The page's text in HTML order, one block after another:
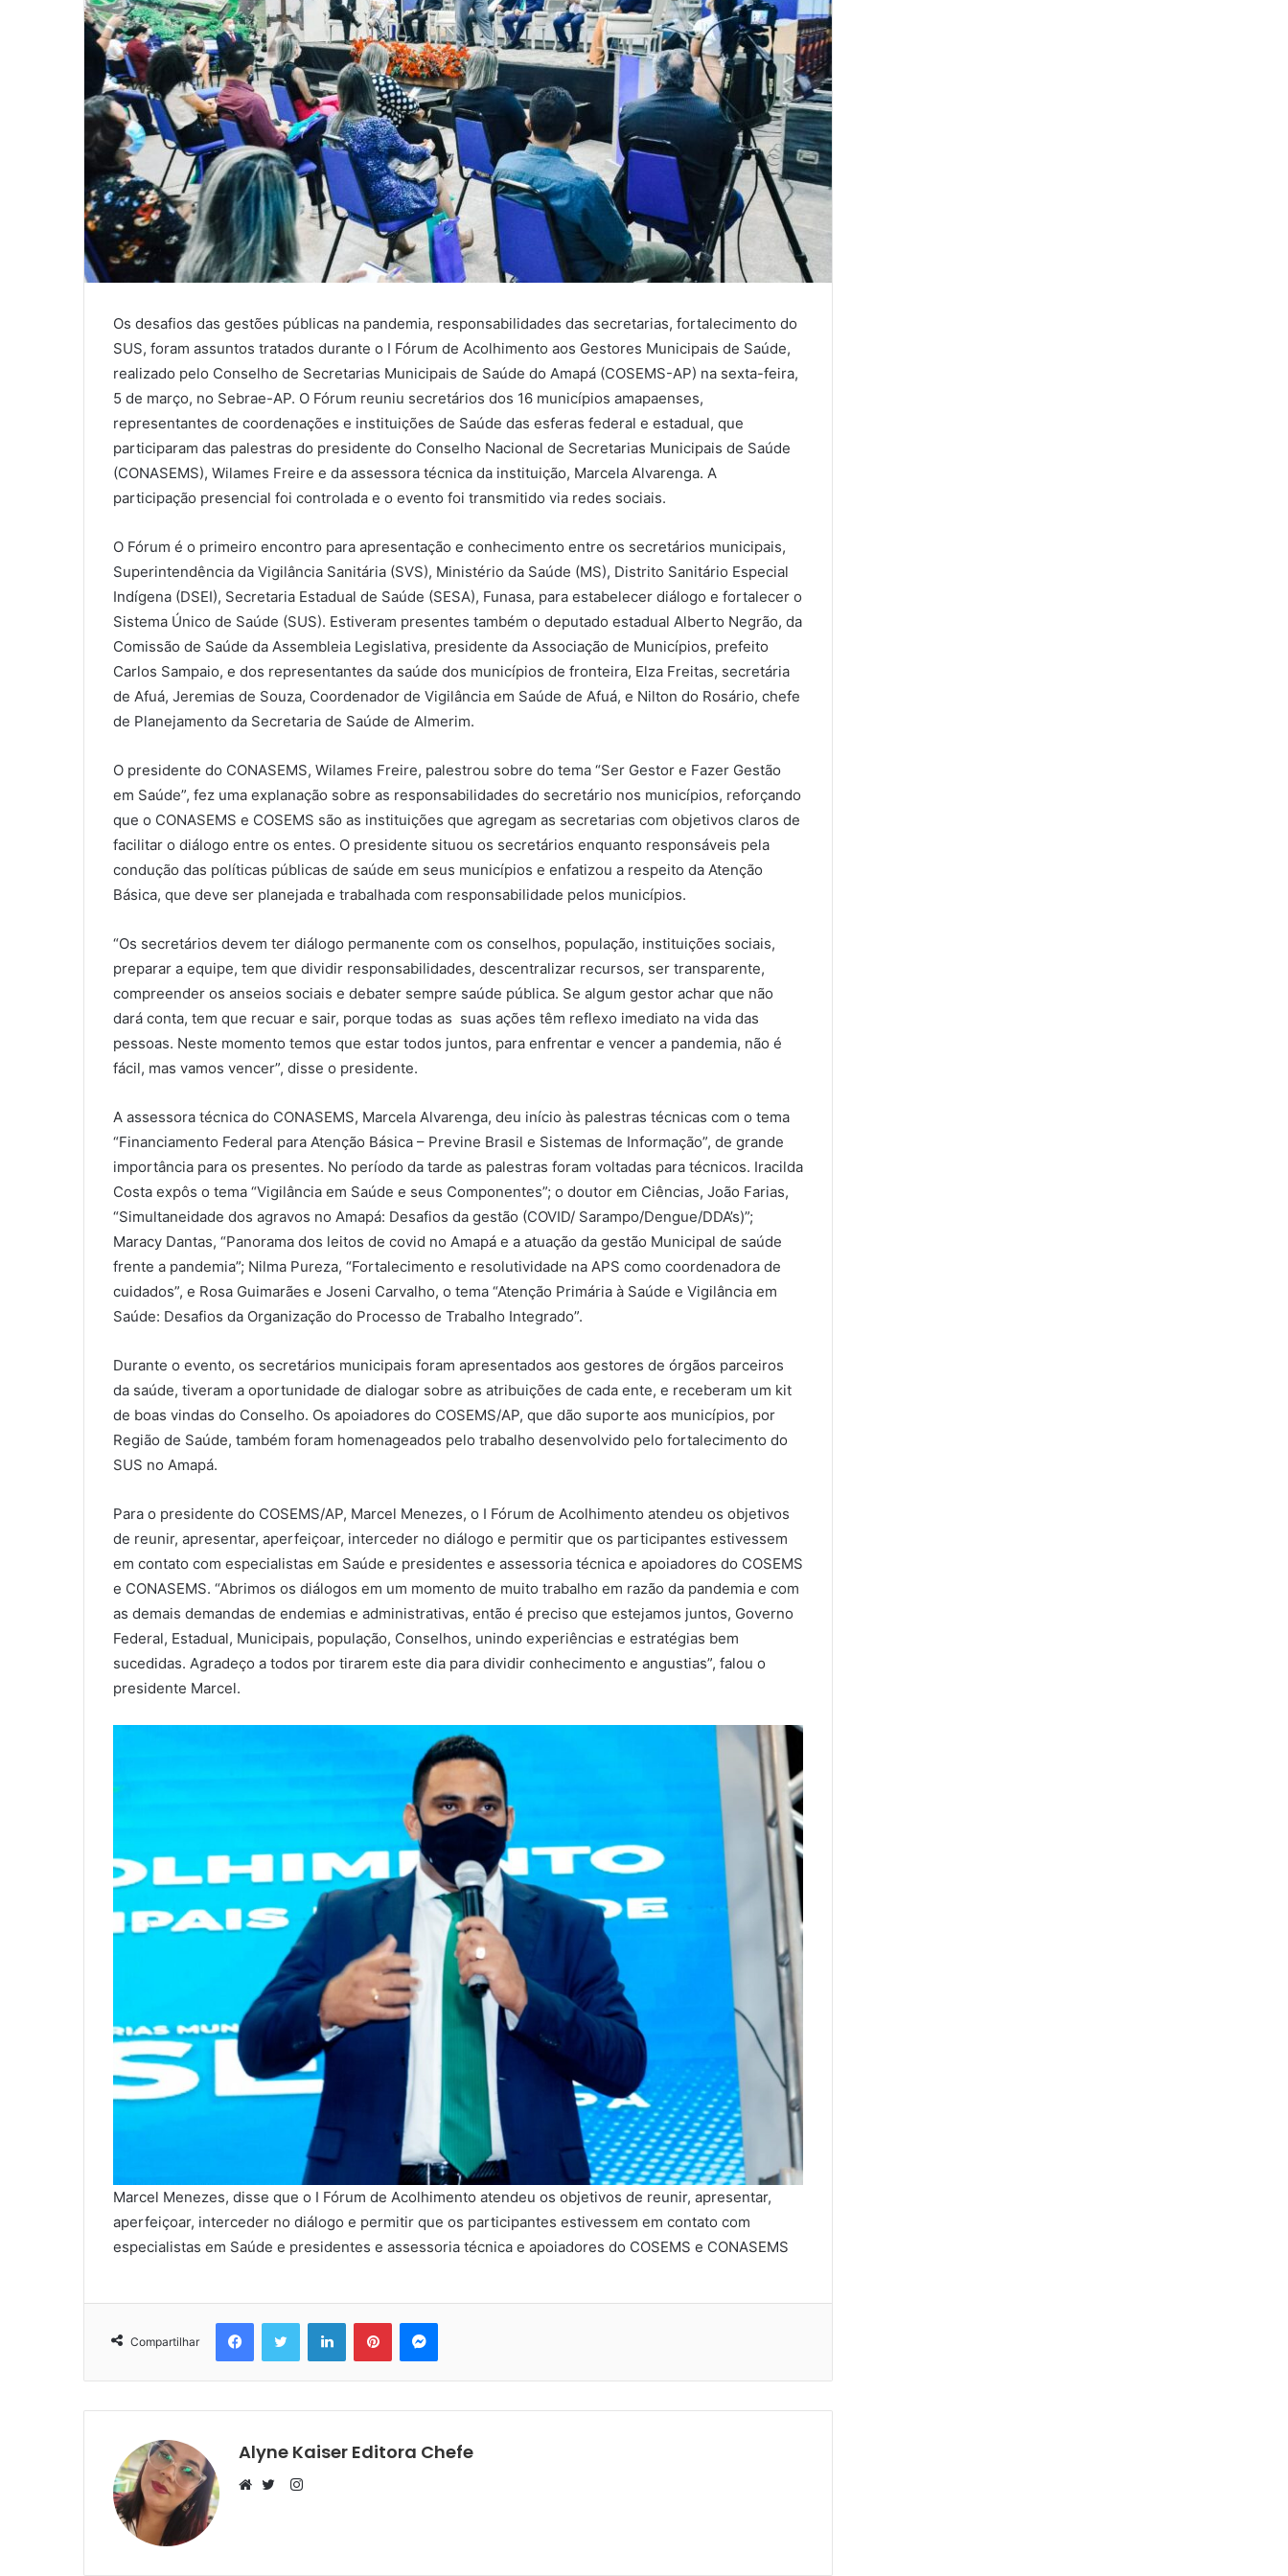
Os desafios das gestões públicas na pandemia, responsabilidades das secretarias, fortalecimento do
SUS, foram assuntos tratados durante o I Fórum de Acolhimento aos Gestores Municipais de Saúde,
realizado pelo Conselho de Secretarias Municipais de Saúde do Amapá (COSEMS-AP) na sexta-feira,
5 de março, no Sebrae-AP. O Fórum reuniu secretários dos 16 municípios amapaenses,
representantes de coordenações e instituições de Saúde das esferas federal e estadual, que
participaram das palestras do presidente do Conselho Nacional de Secretarias Municipais de Saúde
(CONASEMS), Wilames Freire e da assessora técnica da instituição, Marcela Alvarenga. A
participação presencial foi controlada e o evento foi transmitido via redes sociais.
O Fórum é o primeiro encontro para apresentação e conhecimento entre os secretários municipais,
Superintendência da Vigilância Sanitária (SVS), Ministério da Saúde (MS), Distrito Sanitário Especial
Indígena (DSEI), Secretaria Estadual de Saúde (SESA), Funasa, para estabelecer diálogo e fortalecer o
Sistema Único de Saúde (SUS). Estiveram presentes também o deputado estadual Alberto Negrão, da
Comissão de Saúde da Assembleia Legislativa, presidente da Associação de Municípios, prefeito
Carlos Sampaio, e dos representantes da saúde dos municípios de fronteira, Elza Freitas, secretária
de Afuá, Jeremias de Souza, Coordenador de Vigilância em Saúde de Afuá, e Nilton do Rosário, chefe
de Planejamento da Secretaria de Saúde de Almerim.
O presidente do CONASEMS, Wilames Freire, palestrou sobre do tema “Ser Gestor e Fazer Gestão
em Saúde”, fez uma explanação sobre as responsabilidades do secretário nos municípios, reforçando
que o CONASEMS e COSEMS são as instituições que agregam as secretarias com objetivos claros de
facilitar o diálogo entre os entes. O presidente situou os secretários enquanto responsáveis pela
condução das políticas públicas de saúde em seus municípios e enfatizou a respeito da Atenção
Básica, que deve ser planejada e trabalhada com responsabilidade pelos municípios.
“Os secretários devem ter diálogo permanente com os conselhos, população, instituições sociais,
preparar a equipe, tem que dividir responsabilidades, descentralizar recursos, ser transparente,
compreender os anseios sociais e debater sempre saúde pública. Se algum gestor achar que não
dará conta, tem que recuar e sair, porque todas as suas ações têm reflexo imediato na vida das
pessoas. Neste momento temos que estar todos juntos, para enfrentar e vencer a pandemia, não é
fácil, mas vamos vencer”, disse o presidente.
A assessora técnica do CONASEMS, Marcela Alvarenga, deu início às palestras técnicas com o tema
“Financiamento Federal para Atenção Básica – Previne Brasil e Sistemas de Informação”, de grande
importância para os presentes. No período da tarde as palestras foram voltadas para técnicos. Iracilda
Costa expôs o tema “Vigilância em Saúde e seus Componentes”; o doutor em Ciências, João Farias,
“Simultaneidade dos agravos no Amapá: Desafios da gestão (COVID/ Sarampo/Dengue/DDA’s)”;
Maracy Dantas, “Panorama dos leitos de covid no Amapá e a atuação da gestão Municipal de saúde
frente a pandemia”; Nilma Pureza, “Fortalecimento e resolutividade na APS como coordenadora de
cuidados”, e Rosa Guimarães e Joseni Carvalho, o tema “Atenção Primária à Saúde e Vigilância em
Saúde: Desafios da Organização do Processo de Trabalho Integrado”.
Durante o evento, os secretários municipais foram apresentados aos gestores de órgãos parceiros
da saúde, tiveram a oportunidade de dialogar sobre as atribuições de cada ente, e receberam um kit
de boas vindas do Conselho. Os apoiadores do COSEMS/AP, que dão suporte aos municípios, por
Região de Saúde, também foram homenageados pelo trabalho desenvolvido pelo fortalecimento do
SUS no Amapá.
Para o presidente do COSEMS/AP, Marcel Menezes, o I Fórum de Acolhimento atendeu os objetivos
de reunir, apresentar, aperfeiçoar, interceder no diálogo e permitir que os participantes estivessem
em contato com especialistas em Saúde e presidentes e assessoria técnica e apoiadores do COSEMS
e CONASEMS. “Abrimos os diálogos em um momento de muito trabalho em razão da pandemia e com
as demais demandas de endemias e administrativas, então é preciso que estejamos juntos, Governo
Federal, Estadual, Municipais, população, Conselhos, unindo experiências e estratégias bem
sucedidas. Agradeço a todos por tirarem este dia para dividir conhecimento e angustias”, falou o
presidente Marcel.
Marcel Menezes, disse que o I Fórum de Acolhimento atendeu os objetivos de reunir, apresentar,
aperfeiçoar, interceder no diálogo e permitir que os participantes estivessem em contato com
especialistas em Saúde e presidentes e assessoria técnica e apoiadores do COSEMS e CONASEMS
Compartilhar
FacebookTwitter LinkedinPinterestMessenger
Alyne Kaiser Editora Chefe
Instagram